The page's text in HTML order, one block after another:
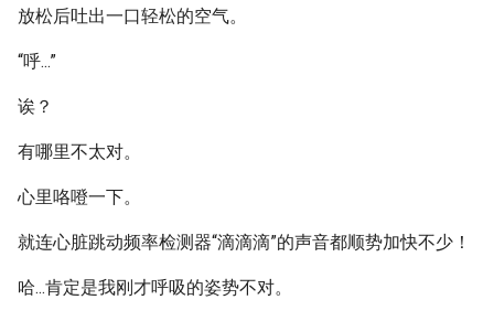
放松后吐出一口轻松的空气。
“呼...”
诶？
有哪里不太对。
心里咯噔一下。
就连心脏跳动频率检测器“滴滴滴”的声音都顺势加快不少！
哈...肯定是我刚才呼吸的姿势不对。